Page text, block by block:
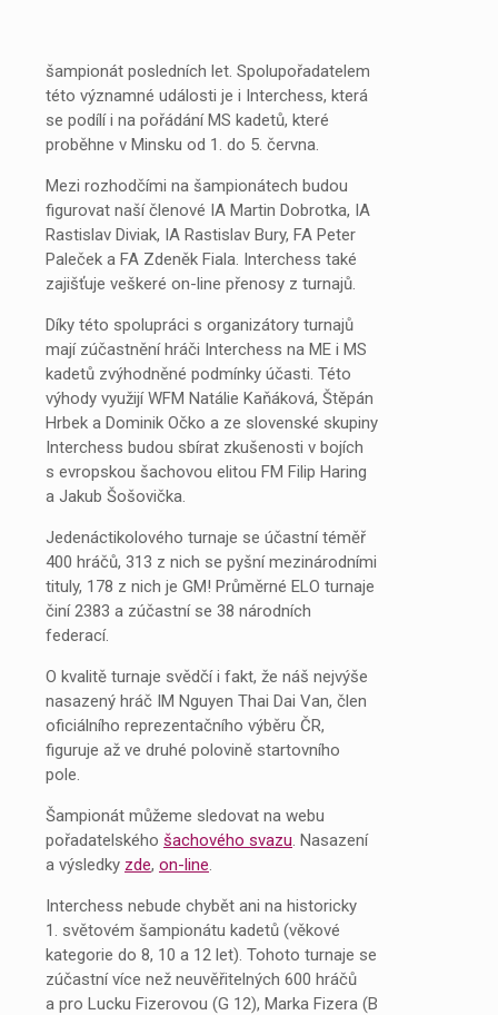
šampionát posledních let. Spolupořadatelem
této významné události je i Interchess, která
se podílí i na pořádání MS kadetů, které
proběhne v Minsku od 1. do 5. června.
Mezi rozhodčími na šampionátech budou
figurovat naší členové IA Martin Dobrotka, IA
Rastislav Diviak, IA Rastislav Bury, FA Peter
Paleček a FA Zdeněk Fiala. Interchess také
zajišťuje veškeré on-line přenosy z turnajů.
Díky této spolupráci s organizátory turnajů
mají zúčastnění hráči Interchess na ME i MS
kadetů zvýhodněné podmínky účasti. Této
výhody využijí WFM Natálie Kaňáková, Štěpán
Hrbek a Dominik Očko a ze slovenské skupiny
Interchess budou sbírat zkušenosti v bojích
s evropskou šachovou elitou FM Filip Haring
a Jakub Šošovička.
Jedenáctikolového turnaje se účastní téměř
400 hráčů, 313 z nich se pyšní mezinárodními
tituly, 178 z nich je GM! Průměrné ELO turnaje
činí 2383 a zúčastní se 38 národních
federací.
O kvalitě turnaje svědčí i fakt, že náš nejvýše
nasazený hráč IM Nguyen Thai Dai Van, člen
oficiálního reprezentačního výběru ČR,
figuruje až ve druhé polovině startovního
pole.
Šampionát můžeme sledovat na webu
pořadatelského šachového svazu. Nasazení
a výsledky zde, on-line.
Interchess nebude chybět ani na historicky
1. světovém šampionátu kadetů (věkové
kategorie do 8, 10 a 12 let). Tohoto turnaje se
zúčastní více než neuvěřitelných 600 hráčů
a pro Lucku Fizerovou (G 12), Marka Fizera (B